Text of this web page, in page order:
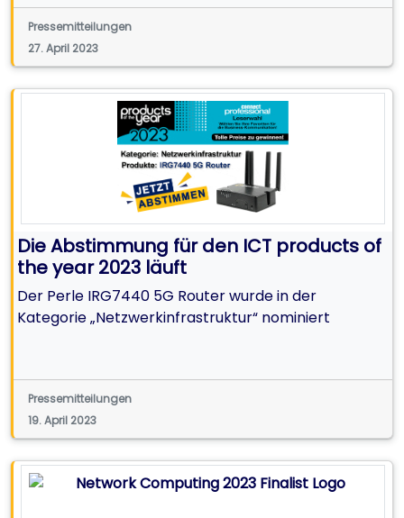
Pressemitteilungen
27. April 2023
Die Abstimmung für den ICT products of
the year 2023 läuft
Der Perle IRG7440 5G Router wurde in der
Kategorie „Netzwerkinfrastruktur“ nominiert
Pressemitteilungen
19. April 2023